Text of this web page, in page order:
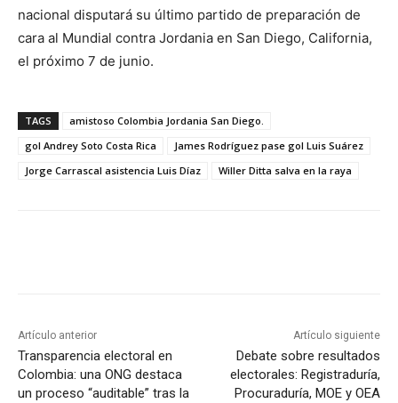
nacional disputará su último partido de preparación de
cara al Mundial contra Jordania en San Diego, California,
el próximo 7 de junio.
TAGS
amistoso Colombia Jordania San Diego.
gol Andrey Soto Costa Rica
James Rodríguez pase gol Luis Suárez
Jorge Carrascal asistencia Luis Díaz
Willer Ditta salva en la raya
Artículo anterior
Transparencia electoral en
Colombia: una ONG destaca
un proceso “auditable” tras la
Artículo siguiente
Debate sobre resultados
electorales: Registraduría,
Procuraduría, MOE y OEA